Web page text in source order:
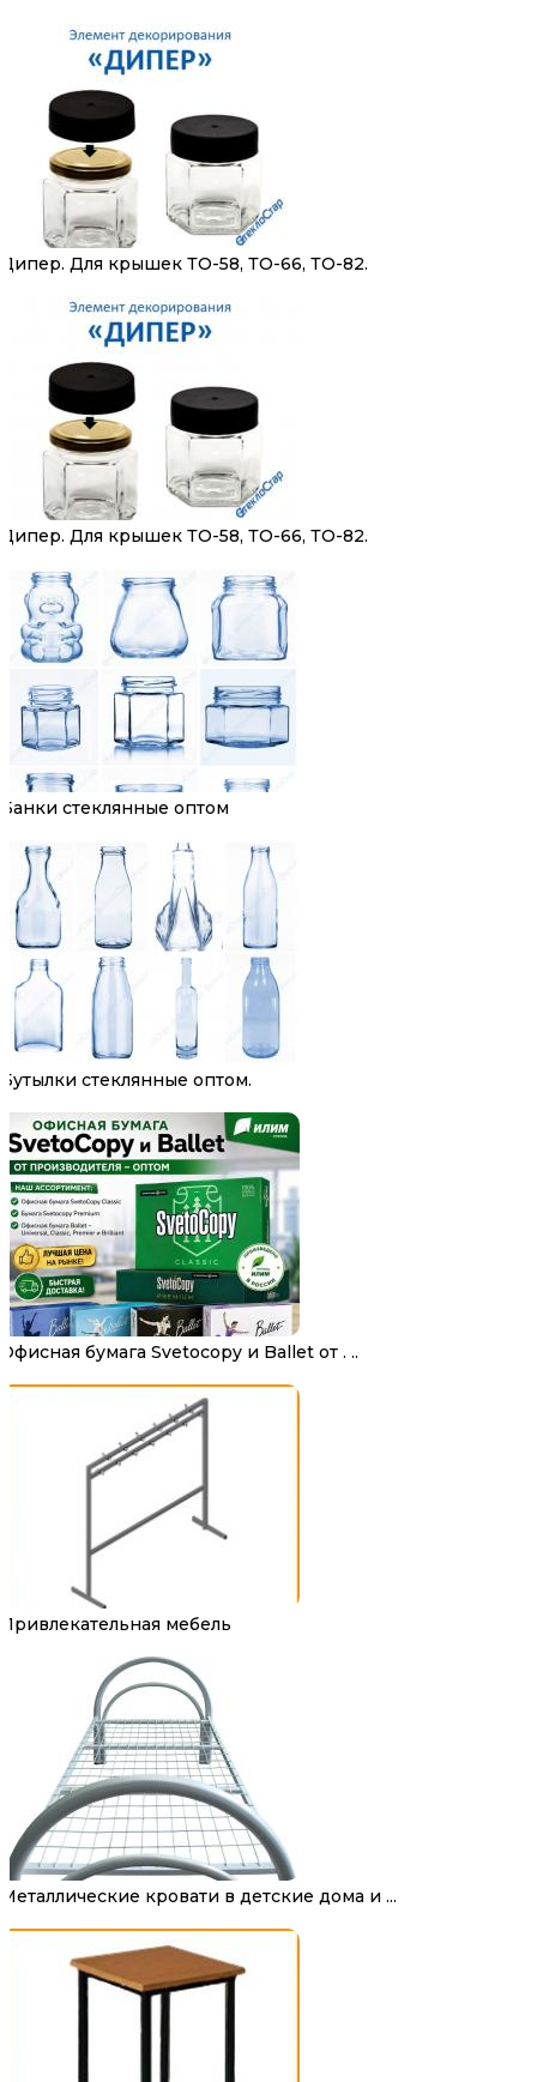
Дипер. Для крышек ТО-58, ТО-66, ТО-82.
Дипер. Для крышек ТО-58, ТО-66, ТО-82.
Банки стеклянные оптом
Бутылки стеклянные оптом.
Офисная бумага Svetocopy и Ballet от . ..
Привлекательная мебель
Металлические кровати в детские дома и ...